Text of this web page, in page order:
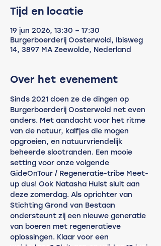
Tijd en locatie
19 jun 2026, 13:30 – 17:30
Burgerboerderij Oosterwold, Ibisweg
14, 3897 MA Zeewolde, Nederland
Over het evenement
Sinds 2021 doen ze de dingen op
Burgerboerderij Oosterwold net even
anders. Met aandacht voor het ritme
van de natuur, kalfjes die mogen
opgroeien, en natuurvriendelijk
beheerde slootranden. Een mooie
setting voor onze volgende
GideOnTour / Regeneratie-tribe Meet-
up dus! Ook Natasha Hulst sluit aan
deze zomerdag. Als oprichter van
Stichting Grond van Bestaan
ondersteunt zij een nieuwe generatie
van boeren met regeneratieve
oplossingen. Klaar voor een